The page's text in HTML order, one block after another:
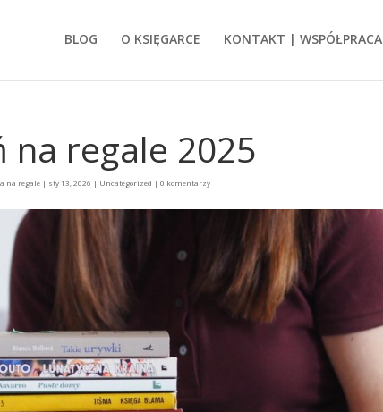
BLOG O KSIĘGARCE KONTAKT | WSPÓŁPRACA
na regale 2025
na regale| sty 13, 2026 | Uncategorized | 0 komentarzy